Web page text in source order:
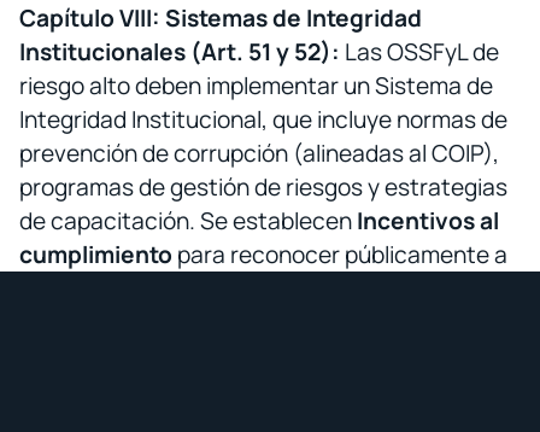
Capítulo VIII: Sistemas de Integridad
Institucionales (Art. 51 y 52): Las OSSFyL de
riesgo alto deben implementar un Sistema de
Integridad Institucional, que incluye normas de
prevención de corrupción (alineadas al COIP),
programas de gestión de riesgos y estrategias
de capacitación. Se establecenIncentivos al
cumplimiento para reconocer públicamente a